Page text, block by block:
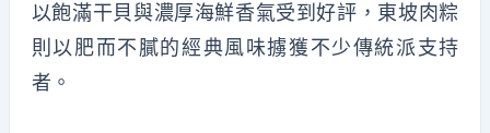
以飽滿干貝與濃厚海鮮香氣受到好評，東坡肉粽
則以肥而不膩的經典風味擄獲不少傳統派支持
者。